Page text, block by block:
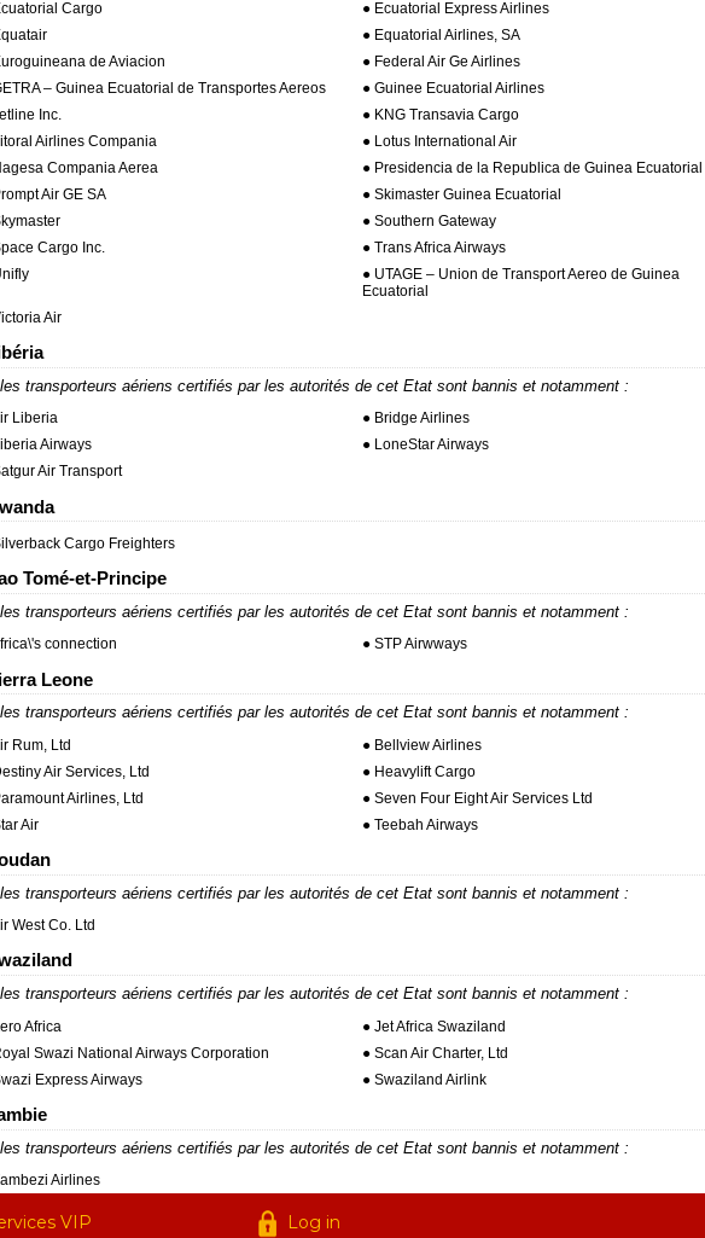
Cargo
● Ecuatorial Express Airlines
● Equatorial Airlines, SA
de Aviacion
● Federal Air Ge Airlines
– Guinea Ecuatorial de Transportes Aereos
● Guinee Ecuatorial Airlines
Inc.
● KNG Transavia Cargo
Airlines Compania
● Lotus International Air
Compania Aerea
● Presidencia de la Republica de Guinea Ecuatorial
Air GE SA
● Skimaster Guinea Ecuatorial
● Southern Gateway
Cargo Inc.
● Trans Africa Airways
● UTAGE – Union de Transport Aereo de Guinea
Ecuatorial
Air
transporteurs aériens certifiés par les autorités de cet Etat sont bannis et notamment :
Liberia
● Bridge Airlines
Airways
● LoneStar Airways
Air Transport
Cargo Freighters
Tomé-et-Principe
transporteurs aériens certifiés par les autorités de cet Etat sont bannis et notamment :
connection ● STP Airwways
Leone
transporteurs aériens certifiés par les autorités de cet Etat sont bannis et notamment :
Rum, Ltd
● Bellview Airlines
Air Services, Ltd
● Heavylift Cargo
Airlines, Ltd
● Seven Four Eight Air Services Ltd
Air
● Teebah Airways
transporteurs aériens certifiés par les autorités de cet Etat sont bannis et notamment :
West Co. Ltd
transporteurs aériens certifiés par les autorités de cet Etat sont bannis et notamment :
Africa
● Jet Africa Swaziland
Swazi National Airways Corporation
● Scan Air Charter, Ltd
Express Airways
● Swaziland Airlink
transporteurs aériens certifiés par les autorités de cet Etat sont bannis et notamment :
Airlines
VIP Log in